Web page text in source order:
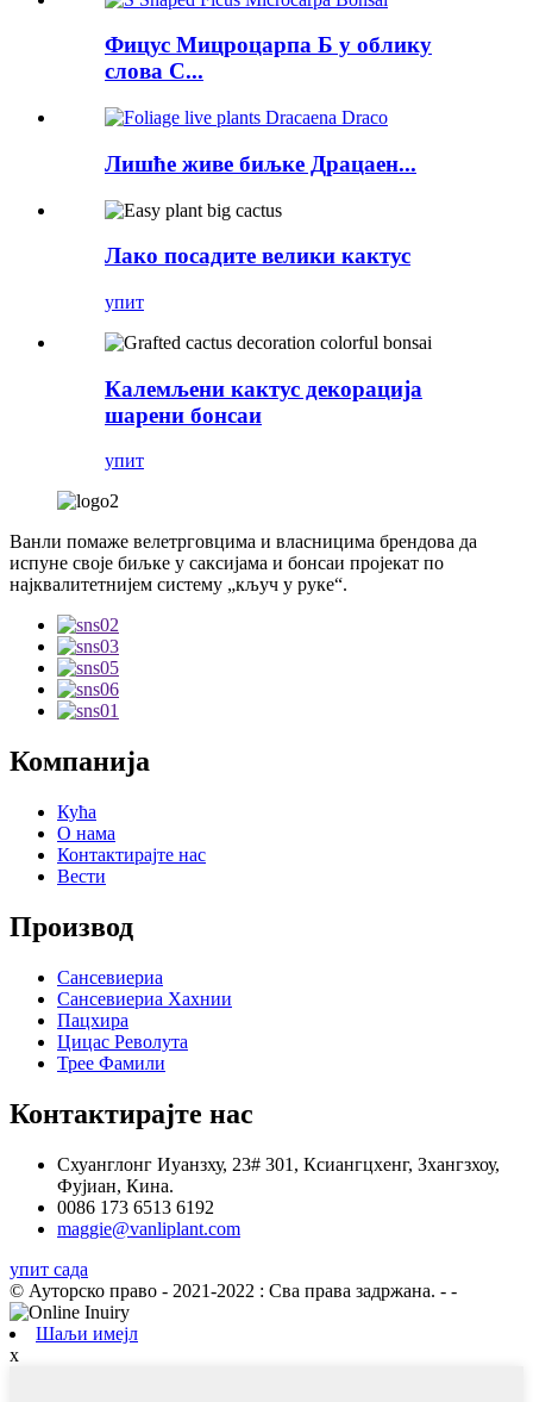
Фицус Мицроцарпа Б у облику
слова С...
Лишће живе биљке Драцаен...
Лако посадите велики кактус
упит
Калемљени кактус декорација
шарени бонсаи
упит
Ванли помаже велетрговцима и власницима брендова да
испуне своје биљке у саксијама и бонсаи пројекат по
најквалитетнијем систему „кључ у руке“.
Компанија
Кућа
О нама
Контактирајте нас
Вести
Производ
Сансевиериа
Сансевиериа Хахнии
Пацхира
Цицас Револута
Трее Фамили
Контактирајте нас
Схуанглонг Иуанзху, 23# 301, Ксиангцхенг, Зхангзхоу,
Фујиан, Кина.
0086 173 6513 6192
maggie@vanliplant.com
упит сада
© Ауторско право - 2021-2022 : Сва права задржана. - -
Шаљи имејл
x